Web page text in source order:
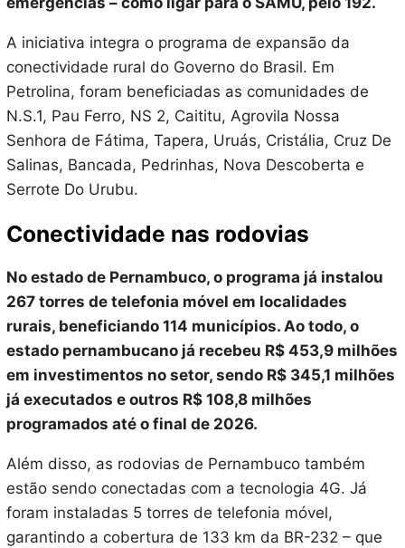
A iniciativa integra o programa de expansão da
conectividade rural do Governo do Brasil. Em
Petrolina, foram beneficiadas as comunidades de
N.S.1, Pau Ferro, NS 2, Caititu, Agrovila Nossa
Senhora de Fátima, Tapera, Uruás, Cristália, Cruz De
Salinas, Bancada, Pedrinhas, Nova Descoberta e
Serrote Do Urubu.
Conectividade nas rodovias
No estado de Pernambuco, o programa já instalou
267 torres de telefonia móvel em localidades
rurais, beneficiando 114 municípios. Ao todo, o
estado pernambucano já recebeu R$ 453,9 milhões
em investimentos no setor, sendo R$ 345,1 milhões
já executados e outros R$ 108,8 milhões
programados até o final de 2026.
Além disso, as rodovias de Pernambuco também
estão sendo conectadas com a tecnologia 4G. Já
foram instaladas 5 torres de telefonia móvel,
garantindo a cobertura de 133 km da BR-232 – que